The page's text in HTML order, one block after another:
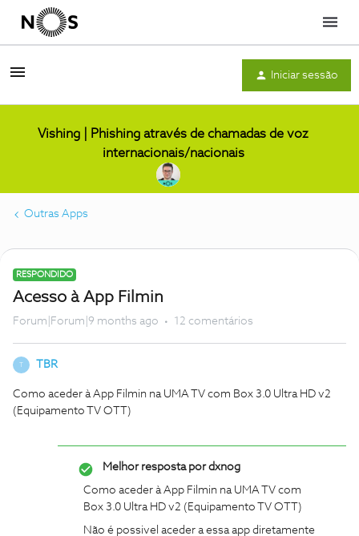
Menu
Iniciar sessão
Vishing | Phishing através de chamadas de voz
internacionais/nacionais
Outras Apps
RESPONDIDO
Acesso à App Filmin
Forum|Forum|9 months ago 12 comentários
T TBR
Como aceder à App Filmin na UMA TV com Box 3.0 Ultra HD v2
(Equipamento TV OTT)
Melhor resposta pordxnog
Como aceder à App Filmin na UMA TV com
Box 3.0 Ultra HD v2 (Equipamento TV OTT)
Não é possivel aceder a essa app diretamente